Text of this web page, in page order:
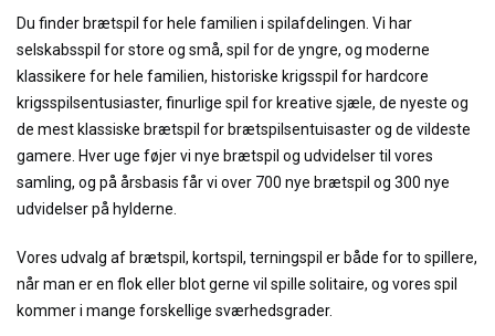
Du finder brætspil for hele familien i spilafdelingen. Vi har
selskabsspil for store og små, spil for de yngre, og moderne
klassikere for hele familien, historiske krigsspil for hardcore
krigsspilsentusiaster, finurlige spil for kreative sjæle, de nyeste og
de mest klassiske brætspil for brætspilsentuisaster og de vildeste
gamere. Hver uge føjer vi nye brætspil og udvidelser til vores
samling, og på årsbasis får vi over 700 nye brætspil og 300 nye
udvidelser på hylderne.
Vores udvalg af brætspil, kortspil, terningspil er både for to spillere,
når man er en flok eller blot gerne vil spille solitaire, og vores spil
kommer i mange forskellige sværhedsgrader.